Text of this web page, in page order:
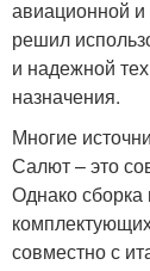
авиационной и
решил
и надежной
назначения.
Многие
Салют – это
Однако сборка
совместно с